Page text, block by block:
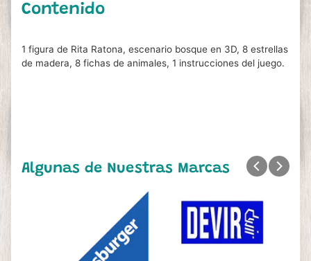
Contenido
1 figura de Rita Ratona, escenario bosque en 3D, 8 estrellas
de madera, 8 fichas de animales, 1 instrucciones del juego.
Algunas de Nuestras Marcas